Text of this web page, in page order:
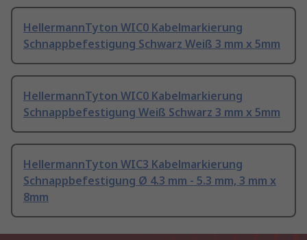
HellermannTyton WIC0 Kabelmarkierung
Schnappbefestigung Schwarz Weiß 3 mm x 5mm
HellermannTyton WIC0 Kabelmarkierung
Schnappbefestigung Weiß Schwarz 3 mm x 5mm
HellermannTyton WIC3 Kabelmarkierung
Schnappbefestigung Ø 4.3 mm - 5.3 mm, 3 mm x
8mm